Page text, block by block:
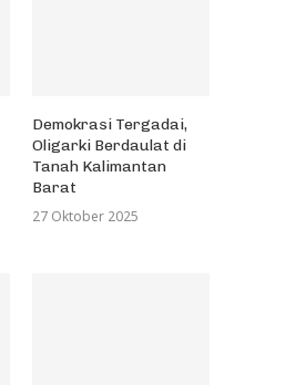
Demokrasi Tergadai,
Oligarki Berdaulat di
Tanah Kalimantan
Barat
27 Oktober 2025